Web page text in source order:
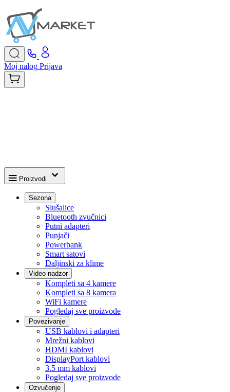
Moj nalog Prijava
Proizvodi
Sezona
Slušalice
Bluetooth zvučnici
Putni adapteri
Punjači
Powerbank
Smart satovi
Daljinski za klime
Video nadzor
Kompleti sa 4 kamere
Kompleti sa 8 kamera
WiFi kamere
Pogledaj sve proizvode
Povezivanje
USB kablovi i adapteri
Mrežni kablovi
HDMI kablovi
DisplayPort kablovi
3.5 mm kablovi
Pogledaj sve proizvode
Ozvučenje